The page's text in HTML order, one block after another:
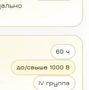
60 ч
до/свыше 1000 В
IV группа